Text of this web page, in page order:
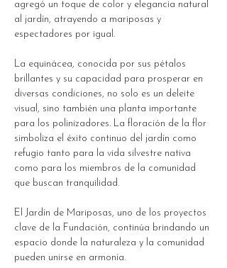
agregó un toque de color y elegancia natural
al jardín, atrayendo a mariposas y
espectadores por igual.
La equinácea, conocida por sus pétalos
brillantes y su capacidad para prosperar en
diversas condiciones, no solo es un deleite
visual, sino también una planta importante
para los polinizadores. La floración de la flor
simboliza el éxito continuo del jardín como
refugio tanto para la vida silvestre nativa
como para los miembros de la comunidad
que buscan tranquilidad.
El Jardín de Mariposas, uno de los proyectos
clave de la Fundación, continúa brindando un
espacio donde la naturaleza y la comunidad
pueden unirse en armonía.